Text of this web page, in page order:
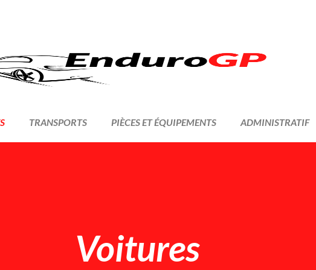
TRANSPORTS PIÈCES ET ÉQUIPEMENTS ADMINISTRATIF
Voitures